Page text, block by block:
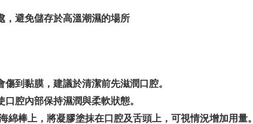
，避免儲存於高溫潮濕的場所
到黏膜，建議於清潔前先滋潤口腔。
腔內部保持濕潤與柔軟狀態。
綿棒上，將凝膠塗抹在口腔及舌頭上，可視情況增加用量。